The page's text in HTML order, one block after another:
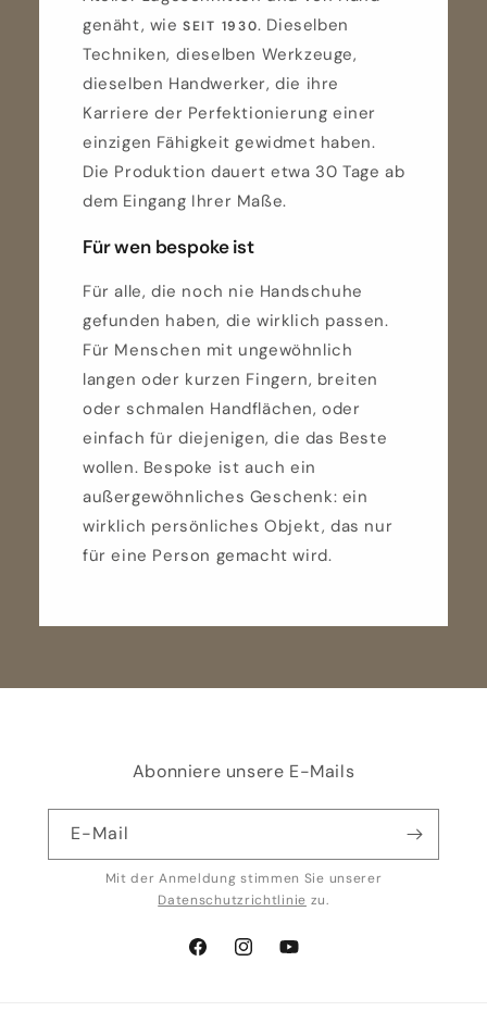
genäht, wieSEIT 1930. Dieselben
Techniken, dieselben Werkzeuge,
dieselben Handwerker, die ihre
Karriere der Perfektionierung einer
einzigen Fähigkeit gewidmet haben.
Die Produktion dauert etwa 30 Tage ab
dem Eingang Ihrer Maße.
Für wen bespoke ist
Für alle, die noch nie Handschuhe
gefunden haben, die wirklich passen.
Für Menschen mit ungewöhnlich
langen oder kurzen Fingern, breiten
oder schmalen Handflächen, oder
einfach für diejenigen, die das Beste
wollen. Bespoke ist auch ein
außergewöhnliches Geschenk: ein
wirklich persönliches Objekt, das nur
für eine Person gemacht wird.
Abonniere unsere E-Mails
E-Mail
Mit der Anmeldung stimmen Sie unserer
Datenschutzrichtlinie zu.
FacebookInstagramYouTube